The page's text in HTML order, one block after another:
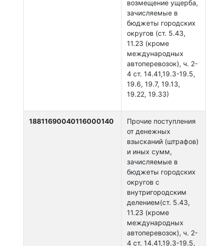
возмещение ущерба,
зачисляемые в
бюджеты городских
округов (ст. 5.43,
11.23 (кроме
международных
автоперевозок), ч. 2-
4 ст. 14.41,19.3-19.5,
19.6, 19.7, 19.13,
19.22, 19.33)
18811690040116000140
Прочие поступления
от денежных
взысканий (штрафов)
и иных сумм,
зачисляемые в
бюджеты городских
округов с
внутригородским
делением(ст. 5.43,
11.23 (кроме
международных
автоперевозок), ч. 2-
4 ст. 14.41,19.3-19.5,